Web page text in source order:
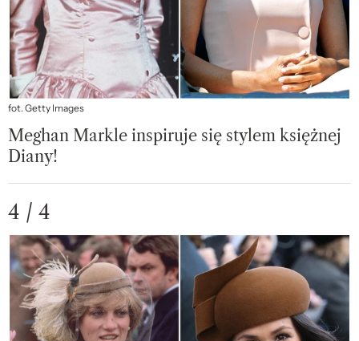
fot. Getty Images
Meghan Markle inspiruje się stylem księżnej
Diany!
4 / 4